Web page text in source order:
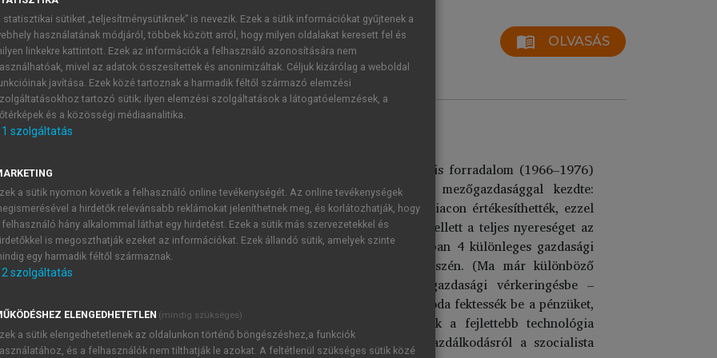
menu_book OLVASÁS
gazdagodjanak előbb meg egyesek!”
(Teng Hsziao
ping) nevéhez köthető, aki felismerte, hogy a kulturális forradalom (1966–1976)
és 1978 végén meghirdette modernizációs programját. A mezőgazdasággal kezdte:
eltérően azt szabadon művelhették, a terményeket a szabadpiacon értékesíthették, ezzel
az ipar: a vállalatvezetők kezét kevésbé kötötték meg, már nem kellett a teljes nyereséget az
beruházhatták. A külföldi tőke bevonása érdekében 1980-ban 4 különleges gazdasági
várost is megnyitottak az ország fejlettebb keleti, délkeleti részén. (Ma már különböző
hogy az ország elmaradottabb nyugati felét is vonják be a gazdasági vérkeringésbe –
nagyon ügyesen sikerül terelnie a tőkét, hogy a külföldi beruházók oda fektessék be a pénzüket,
A különleges gazdasági övezetek meghatározó szerepet játszottak a fejlettebb technológia
megszerzésében. A gazdaság fokozatosan áttért a kötött tervgazdálkodásról a szocialista
statisztikai sütiket „teljesítménysütiknek” is nevezik. Ezek a sütik információkat gyűjtenek a
használatának módjáról, többek között arról, hogy milyen oldalakat keresett fel és
linkekre kattintott. Ezek az információk a felhasználó azonosítására nem
mivel az adatok összesítettek és anonimizáltak. Céljuk kizárólag a weboldal
javítása. Ezek közé tartoznak a harmadik féltől származó elemzési
tartozó sütik; ilyen elemzési szolgáltatások a látogatóelemzések, a
és a közösségi médiaanalitika.
1 szolgáltatás
a sütik nyomon követik a felhasználó online tevékenységét. Az online tevékenységek
a hirdetők relevánsabb reklámokat jeleníthetnek meg, és korlátozhatják, hogy
felhasználó hány alkalommal láthat egy hirdetést. Ezek a sütik más szervezetekkel és
is megoszthatják ezeket az információkat. Ezek állandó sütik, amelyek szinte
egy harmadik féltől származnak.
2 szolgáltatás
ELENGEDHETETLEN (mindig szükséges)
a sütik elengedhetetlenek az oldalunkon történő böngészéshez,a funkciók
és a felhasználók nem tilthatják le azokat. A feltétlenül szükséges sütik közé